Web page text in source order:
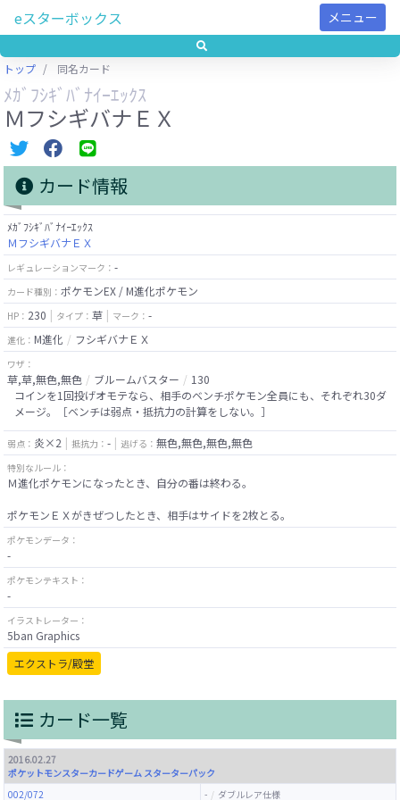
eスターボックス メニュー
トップ 同名カード
ﾒｶﾞﾌｼｷﾞﾊﾞﾅｲｰｴｯｸｽ
ＭフシギバナＥＸ
カード情報
ﾒｶﾞﾌｼｷﾞﾊﾞﾅｲｰｴｯｸｽ
ＭフシギバナＥＸ
レギュレーションマーク： -
カード種別： ポケモンEX / M進化ポケモン
HP： 230 タイプ： 草 マーク： -
進化： M進化 フシギバナＥＸ
ワザ：
草,草,無色,無色 ブルームバスター
130
コインを1回投げオモテなら、相手のベンチポケモン全員にも、それぞれ30ダ
メージ。［ベンチは弱点・抵抗力の計算をしない。］
弱点： 炎×2 抵抗力： - 逃げる： 無色,無色,無色,無色
特別なルール：
Ｍ進化ポケモンになったとき、自分の番は終わる。
ポケモンＥＸがきぜつしたとき、相手はサイドを2枚とる。
ポケモンデータ：
-
ポケモンテキスト：
-
イラストレーター：
5ban Graphics
エクストラ/殿堂
カード一覧
2016.02.27
ポケットモンスターカードゲーム スターターパック
002/072
-
ダブルレア仕様